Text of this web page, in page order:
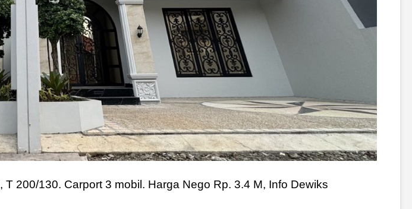
, T 200/130. Carport 3 mobil. Harga Nego Rp. 3.4 M, Info Dewiks